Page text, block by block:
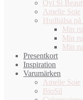
Qvi Si
Amelie Soie
Hudhälsa
Min
Min
Min
Presentkort
Inspiration
Varumärken
Amelie Soie
BioSil